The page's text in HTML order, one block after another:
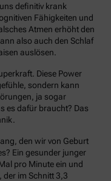
definitiv krank
Fähigkeiten und
Atmen erhöht den
also auch den Schlaf
auslösen.
Diese Power
sondern kann
ja sogar
es dafür braucht? Das
den wir von Geburt
Ein gesunder junger
pro Minute ein und
der im Schnitt 3,3